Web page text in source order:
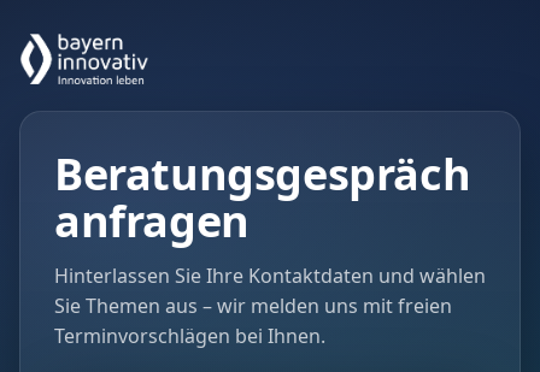
Beratungsgespräch
anfragen
Hinterlassen Sie Ihre Kontaktdaten und wählen
Sie Themen aus – wir melden uns mit freien
Terminvorschlägen bei Ihnen.